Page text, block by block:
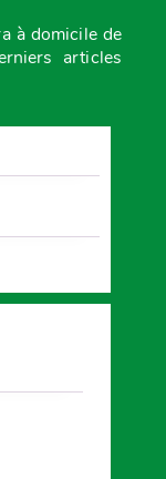
à domicile de
articles